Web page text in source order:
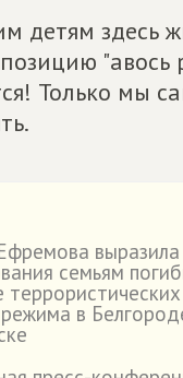
детям здесь
"авось
Только мы
выразила
семьям
в